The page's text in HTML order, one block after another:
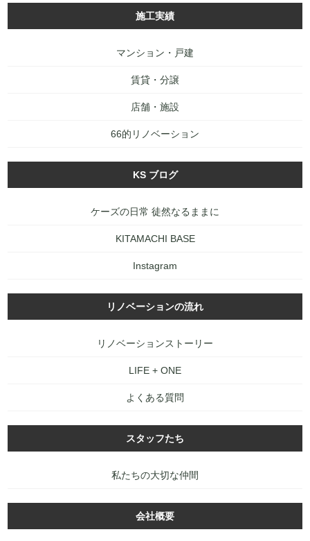
施工実績
マンション・戸建
賃貸・分譲
店舗・施設
66的リノベーション
KS ブログ
ケーズの日常 徒然なるままに
KITAMACHI BASE
Instagram
リノベーションの流れ
リノベーションストーリー
LIFE + ONE
よくある質問
スタッフたち
私たちの大切な仲間
会社概要